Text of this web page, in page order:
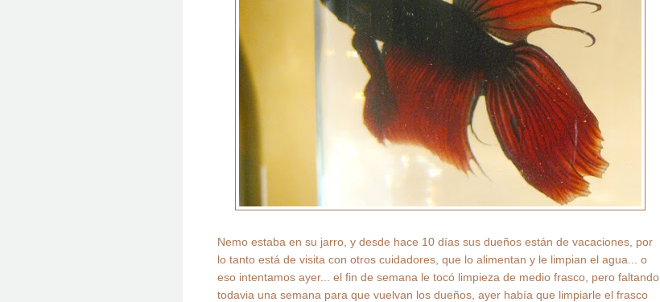
Nemo estaba en su jarro, y desde hace 10 días sus dueños están de vacaciones, por
lo tanto está de visita con otros cuidadores, que lo alimentan y le limpian el agua... o
eso intentamos ayer... el fin de semana le tocó limpieza de medio frasco, pero faltando
todavia una semana para que vuelvan los dueños, ayer había que limpiarle el frasco